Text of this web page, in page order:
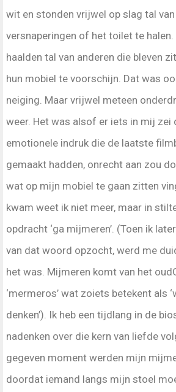
wit en stonden vrijwel op slag tal
versnaperingen of het toilet te
haalden tal van anderen die bleven
hun mobiel te voorschijn. Dat was
neiging. Maar vrijwel meteen
weer. Het was alsof er iets in mij zei
emotionele indruk die de laatste
gemaakt hadden, onrecht aan zou
wat op mijn mobiel te gaan zitten
kwam weet ik niet meer, maar in
opdracht ‘ga mijmeren’. (Toen ik
van dat woord opzocht, werd me
het was. Mijmeren komt van het
‘mermeros’ wat zoiets betekent als
denken’). Ik heb een tijdlang in de
nadenken over die kern van liefde
gegeven moment werden mijn
doordat iemand langs mijn stoel